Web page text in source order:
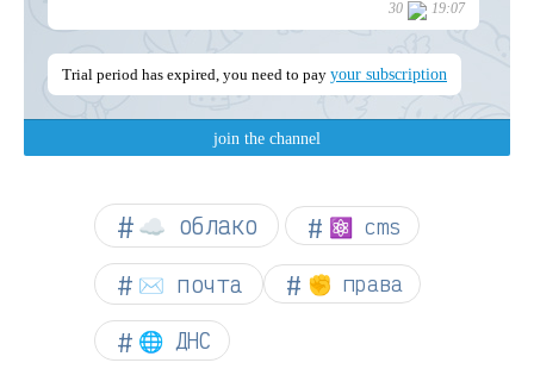
☁︎ облако ⚛ cms
✉️ почта ✊ права
🌐 ДНС